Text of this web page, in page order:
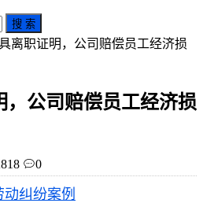
搜 索
离职证明，公司赔偿员工经济损
，公司赔偿员工经济损
0
动纠纷案例